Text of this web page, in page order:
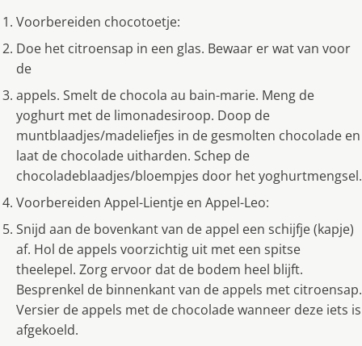
Voorbereiden chocotoetje:
Doe het citroensap in een glas. Bewaar er wat van voor
de
appels. Smelt de chocola au bain-marie. Meng de
yoghurt met de limonadesiroop. Doop de
muntblaadjes/madeliefjes in de gesmolten chocolade en
laat de chocolade uitharden. Schep de
chocoladeblaadjes/bloempjes door het yoghurtmengsel.
Voorbereiden Appel-Lientje en Appel-Leo:
Snijd aan de bovenkant van de appel een schijfje (kapje)
af. Hol de appels voorzichtig uit met een spitse
theelepel. Zorg ervoor dat de bodem heel blijft.
Besprenkel de binnenkant van de appels met citroensap.
Versier de appels met de chocolade wanneer deze iets is
afgekoeld.